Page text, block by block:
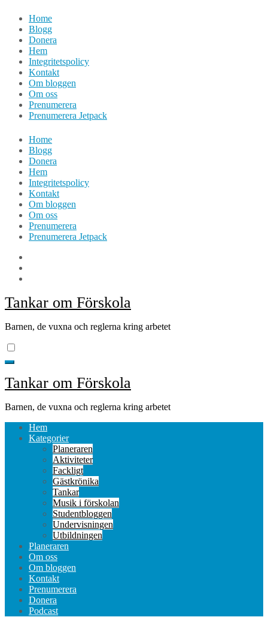
Hoppa
innehåll
Home
Blogg
Donera
Hem
Integritetspolicy
Kontakt
Om bloggen
Om oss
Prenumerera
Prenumerera Jetpack
Home
Blogg
Donera
Hem
Integritetspolicy
Kontakt
Om bloggen
Om oss
Prenumerera
Prenumerera Jetpack
Tankar om Förskola
Barnen, de vuxna och reglerna kring arbetet
Tankar om Förskola
Barnen, de vuxna och reglerna kring arbetet
Hem
Kategorier
Planeraren
Aktiviteter
Fackligt
Gästkrönika
Tankar
Musik i förskolan
Studentbloggen
Undervisningen
Utbildningen
Planeraren
Om oss
Om bloggen
Kontakt
Prenumerera
Donera
Podcast